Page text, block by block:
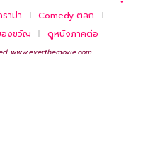
าม่า
Comedy ตลก
งขวัญ ดูหนังภาคต่อ
www.everthemovie.com